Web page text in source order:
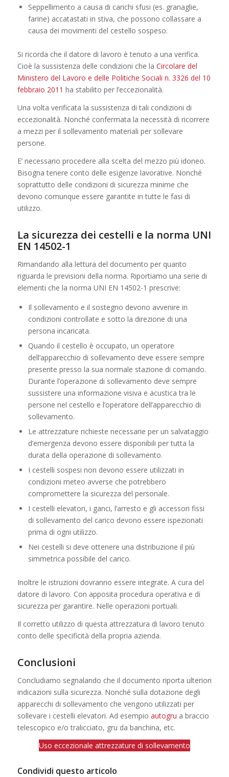
Seppellimento a causa di carichi sfusi (es. granaglie,
farine) accatastati in stiva, che possono collassare a
causa dei movimenti del cestello sospeso.
Si ricorda che il datore di lavoro è tenuto a una verifica.
Cioè la sussistenza delle condizioni che la Circolare del
Ministero del Lavoro e delle Politiche Sociali n. 3326 del 10
febbraio 2011 ha stabilito per l’eccezionalità.
Una volta verificata la sussistenza di tali condizioni di
eccezionalità. Nonché confermata la necessità di ricorrere
a mezzi per il sollevamento materiali per sollevare
persone.
E’ necessario procedere alla scelta del mezzo più idoneo.
Bisogna tenere conto delle esigenze lavorative. Nonché
soprattutto delle condizioni di sicurezza minime che
devono comunque essere garantite in tutte le fasi di
utilizzo.
La sicurezza dei cestelli e la norma UNI
EN 14502-1
Rimandando alla lettura del documento per quanto
riguarda le previsioni della norma. Riportiamo una serie di
elementi che la norma UNI EN 14502-1 prescrive:
Il sollevamento e il sostegno devono avvenire in
condizioni controllate e sotto la direzione di una
persona incaricata.
Quando il cestello è occupato, un operatore
dell’apparecchio di sollevamento deve essere sempre
presente presso la sua normale stazione di comando.
Durante l’operazione di sollevamento deve sempre
sussistere una informazione visiva e acustica tra le
persone nel cestello e l’operatore dell’apparecchio di
sollevamento.
Le attrezzature richieste necessarie per un salvataggio
d’emergenza devono essere disponibili per tutta la
durata della operazione di sollevamento.
I cestelli sospesi non devono essere utilizzati in
condizioni meteo avverse che potrebbero
compromettere la sicurezza del personale.
I cestelli elevatori, i ganci, l’arresto e gli accessori fissi
di sollevamento del carico devono essere ispezionati
prima di ogni utilizzo.
Nei cestelli si deve ottenere una distribuzione il più
simmetrica possibile del carico.
Inoltre le istruzioni dovranno essere integrate. A cura del
datore di lavoro. Con apposita procedura operativa e di
sicurezza per garantire. Nelle operazioni portuali.
Il corretto utilizzo di questa attrezzatura di lavoro tenuto
conto delle specificità della propria azienda.
Conclusioni
Concludiamo segnalando che il documento riporta ulteriori
indicazioni sulla sicurezza. Nonché sulla dotazione degli
apparecchi di sollevamento che vengono utilizzati per
sollevare i cestelli elevatori. Ad esempio autogru a braccio
telescopico e/o tralicciato, gru da banchina, etc.
Uso eccezionale attrezzature di sollevamento
Condividi questo articolo